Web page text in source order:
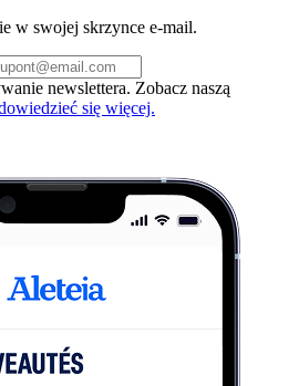
w swojej skrzynce e-mail.
newslettera. Zobacz naszą
się więcej.